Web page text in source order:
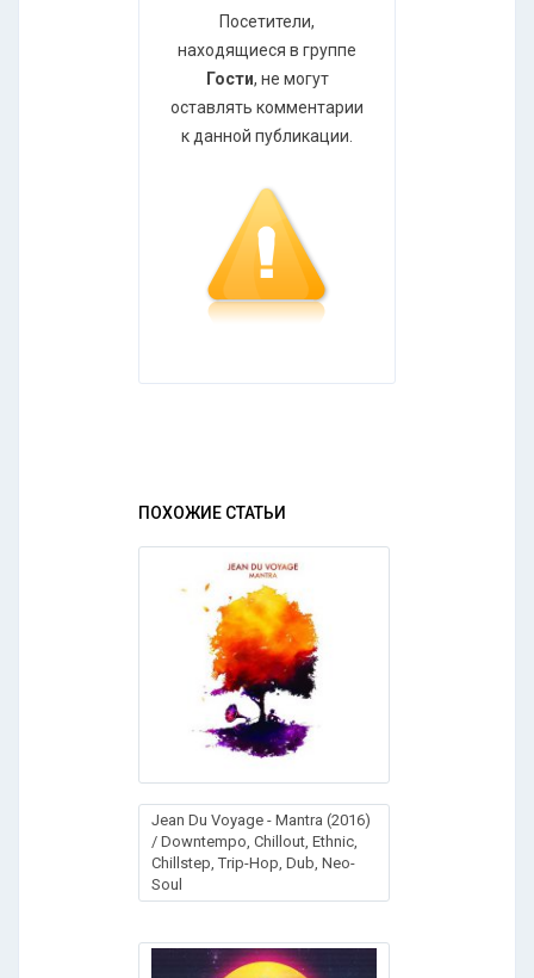
Посетители,
находящиеся в группе
Гости, не могут
оставлять комментарии
к данной публикации.
ПОХОЖИЕ СТАТЬИ
Jean Du Voyage - Mantra (2016)
/ Downtempo, Chillout, Ethnic,
Chillstep, Trip-Hop, Dub, Neo-
Soul